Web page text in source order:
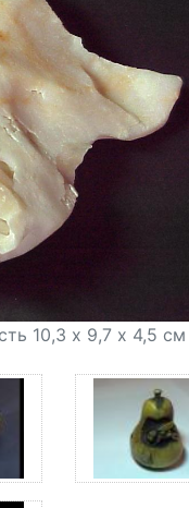
10,3 х 9,7 х 4,5 см